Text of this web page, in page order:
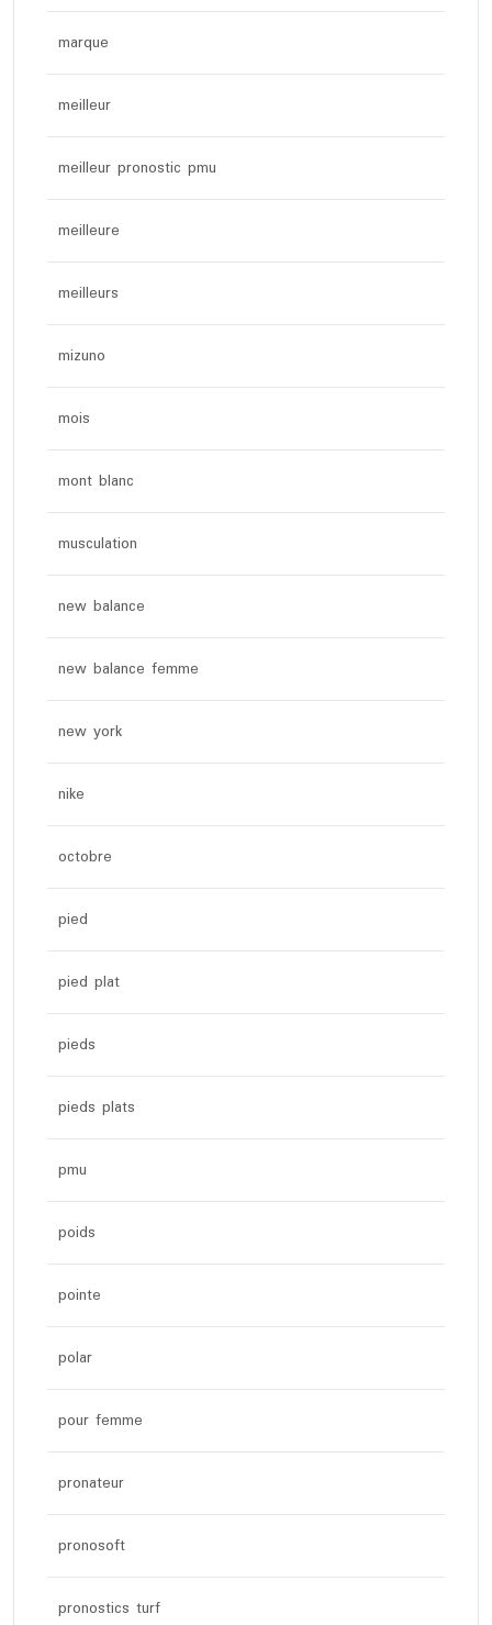
marque
meilleur
meilleur pronostic pmu
meilleure
meilleurs
mizuno
mois
mont blanc
musculation
new balance
new balance femme
new york
nike
octobre
pied
pied plat
pieds
pieds plats
pmu
poids
pointe
polar
pour femme
pronateur
pronosoft
pronostics turf